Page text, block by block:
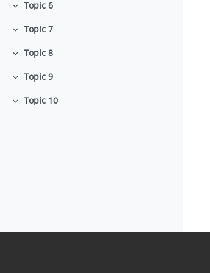
Einklappen
Topic 6
Einklappen
Topic 7
Einklappen
Topic 8
Einklappen
Topic 9
Einklappen
Topic 10